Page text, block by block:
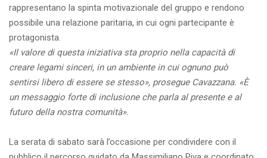
rappresentano la spinta motivazionale del gruppo e rendono
possibile una relazione paritaria, in cui ogni partecipante è
protagonista.
«Il valore di questa iniziativa sta proprio nella capacità di
creare legami sinceri, in un ambiente in cui ognuno può
sentirsi libero di essere se stesso», prosegue Cavazzana. «È
un messaggio forte di inclusione che parla al presente e al
futuro della nostra comunità».
La serata di sabato sarà l’occasione per condividere con il